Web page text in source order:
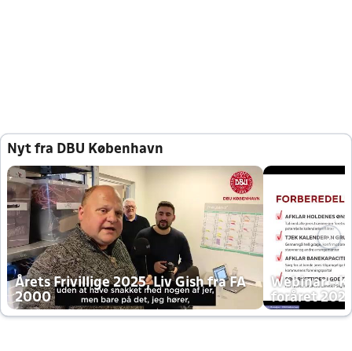
Nyt fra DBU København
Årets Frivillige 2025, Liv Gish fra FA
2000
Webinar -
foråret